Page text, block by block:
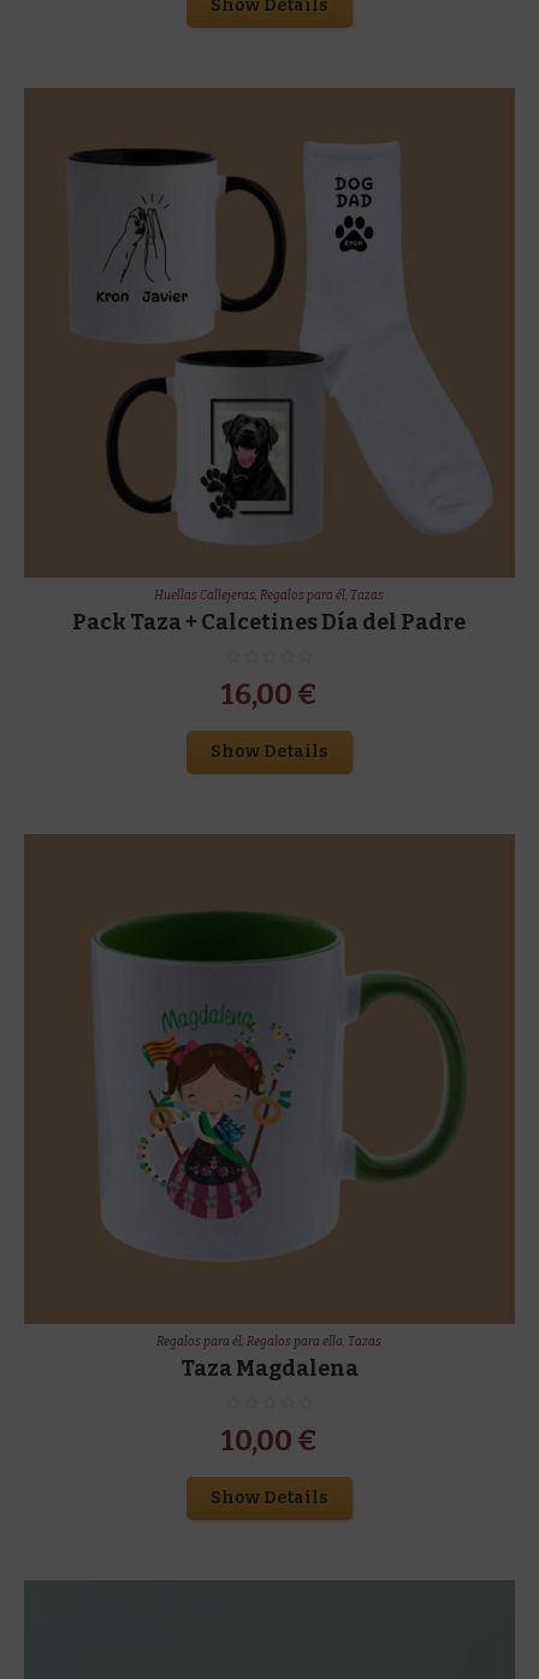
Show Details
Huellas Callejeras,Regalos para él, Tazas
Pack Taza + Calcetines Día del Padre
16,00 €
Show Details
Regalos para él,Regalos para ella, Tazas
Taza Magdalena
10,00 €
Show Details